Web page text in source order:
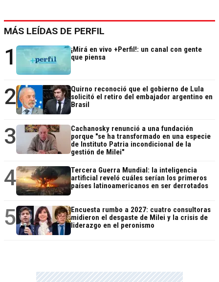
MÁS LEÍDAS DE PERFIL
1
¡Mirá en vivo +Perfil!: un canal con gente
que piensa
2
Quirno reconoció que el gobierno de Lula
solicitó el retiro del embajador argentino en
Brasil
3
Cachanosky renunció a una fundación
porque "se ha transformado en una especie
de Instituto Patria incondicional de la
gestión de Milei"
4
Tercera Guerra Mundial: la inteligencia
artificial reveló cuáles serían los primeros
países latinoamericanos en ser derrotados
5
Encuesta rumbo a 2027: cuatro consultoras
midieron el desgaste de Milei y la crisis de
liderazgo en el peronismo